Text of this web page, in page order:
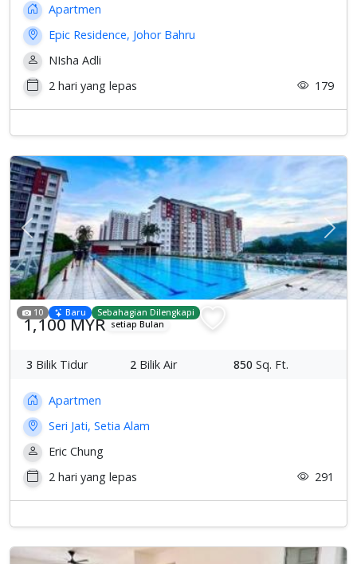
Apartmen
Epic Residence, Johor Bahru
NIsha Adli
2 hari yang lepas
179
Previous
10 Baru Sebahagian Dilengkapi
1,100 MYR setiap Bulan
3 Bilik Tidur 2 Bilik Air 850 Sq. Ft.
Apartmen
Seri Jati, Setia Alam
Eric Chung
2 hari yang lepas
291